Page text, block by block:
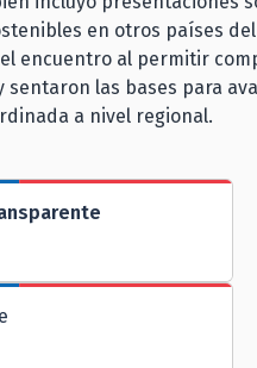
en otros países
encuentro al permitir
sentaron las bases para
a nivel regional.